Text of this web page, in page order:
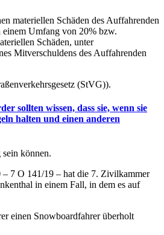
materiellen Schäden des Auffahrenden
einem Umfang von 20% bzw.
Schäden, unter
Mitverschuldens des Auffahrenden
(StVG)).
sollten wissen, dass sie, wenn sie
halten und einen anderen
können.
7 O 141/19 – hat die 7. Zivilkammer
in einem Fall, in dem es auf
einen Snowboardfahrer überholt